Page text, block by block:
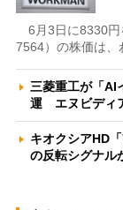
6月3日に8330円
7564）の株価は、
三菱重工が「AI
運 エヌビディ
キオクシアHD
の反転シグナ